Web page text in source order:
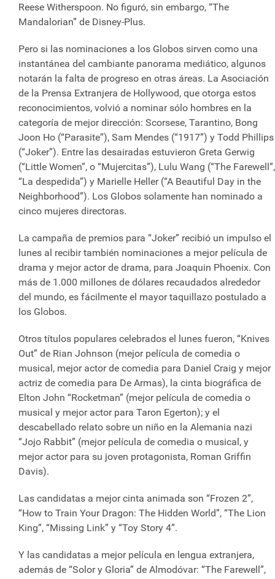
Reese Witherspoon. No figuró, sin embargo, “The
Mandalorian” de Disney-Plus.
Pero si las nominaciones a los Globos sirven como una
instantánea del cambiante panorama mediático, algunos
notarán la falta de progreso en otras áreas. La Asociación
de la Prensa Extranjera de Hollywood, que otorga estos
reconocimientos, volvió a nominar sólo hombres en la
categoría de mejor dirección: Scorsese, Tarantino, Bong
Joon Ho (“Parasite”), Sam Mendes (“1917”) y Todd Phillips
(“Joker”). Entre las desairadas estuvieron Greta Gerwig
(“Little Women”, o “Mujercitas”), Lulu Wang (“The Farewell”,
“La despedida”) y Marielle Heller (“A Beautiful Day in the
Neighborhood”). Los Globos solamente han nominado a
cinco mujeres directoras.
La campaña de premios para “Joker” recibió un impulso el
lunes al recibir también nominaciones a mejor película de
drama y mejor actor de drama, para Joaquin Phoenix. Con
más de 1.000 millones de dólares recaudados alrededor
del mundo, es fácilmente el mayor taquillazo postulado a
los Globos.
Otros títulos populares celebrados el lunes fueron, “Knives
Out” de Rian Johnson (mejor película de comedia o
musical, mejor actor de comedia para Daniel Craig y mejor
actriz de comedia para De Armas), la cinta biográfica de
Elton John “Rocketman” (mejor película de comedia o
musical y mejor actor para Taron Egerton); y el
descabellado relato sobre un niño en la Alemania nazi
“Jojo Rabbit” (mejor película de comedia o musical, y
mejor actor para su joven protagonista, Roman Griffin
Davis).
Las candidatas a mejor cinta animada son “Frozen 2”,
“How to Train Your Dragon: The Hidden World”, “The Lion
King”, “Missing Link” y “Toy Story 4”.
Y las candidatas a mejor película en lengua extranjera,
además de “Solor y Gloria” de Almodóvar: “The Farewell”,